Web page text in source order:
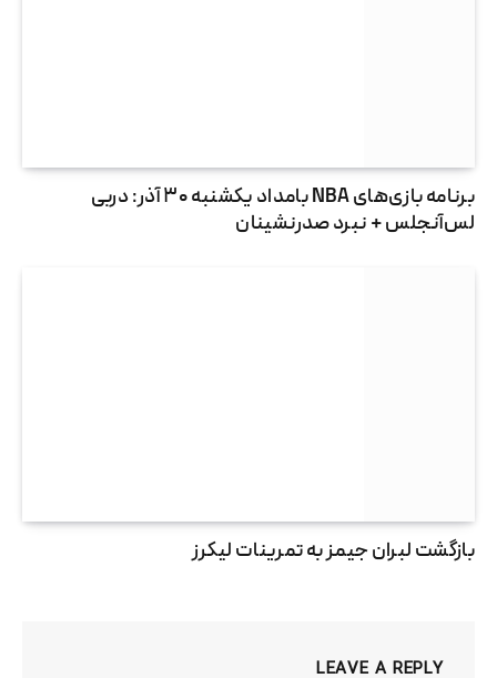
برنامه بازی‌های NBA بامداد یکشنبه ۳۰ آذر: دربی
لس‌آنجلس + نبرد صدرنشینان
بازگشت لبران جیمز به تمرینات لیکرز
LEAVE A REPLY